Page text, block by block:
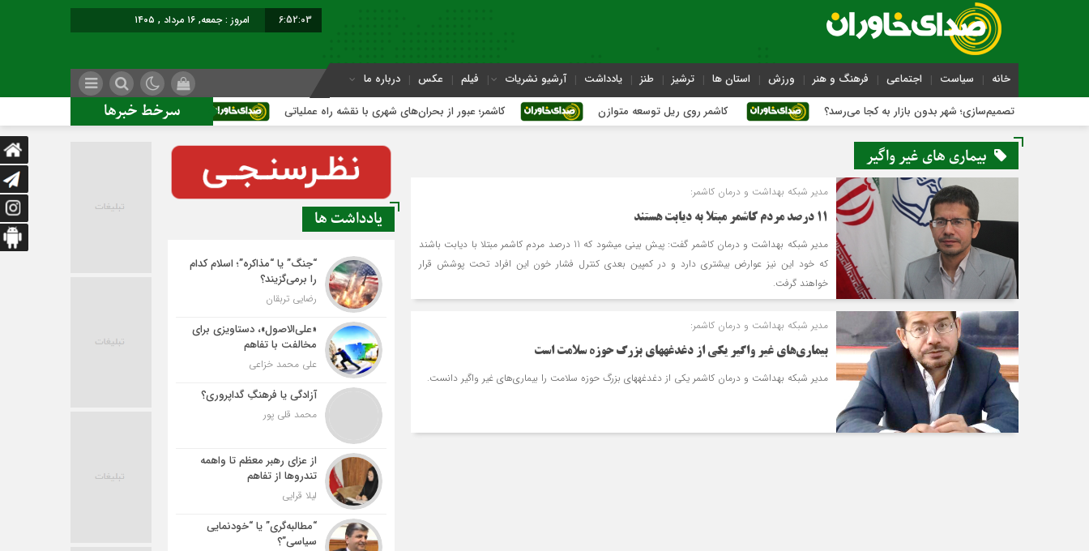
6:52:03 برابر با : Friday - 7 August - 2026
خانه سیاست اجتماعی فرهنگ و هنر ورزش استان ها ترشیز طنز یادداشت آرشیو نشریات فیلم عکس درباره ما
سرخط خبرها تصمیم‌سازی؛ شهر بدون بازار به کجا می‌رسد؟ کاشمر روی ریل توسعه متوازن کاشمر؛ عبور از بحران‌های شهری با نقشه راه عملیاتی ساخت ساختمان اداری جدید ممنوع؛
بیماری های غیر واگیر
مدیر شبکه بهداشت و درمان کاشمر:
11 درصد مردم کاشمر مبتلا به دیابت هستند
مدیر شبکه بهداشت و درمان کاشمر گفت: پیش بینی می‎شود که 11 درصد مردم کاشمر مبتلا با دیابت باشند
که خود این نیز عوارض بیشتری دارد و در کمپین بعدی کنترل فشار خون این افراد تحت پوشش قرار
خواهند گرفت.
مدیر شبکه بهداشت و درمان کاشمر:
بیماری‌های غیر واگیر یکی از دغدغه‎های بزرگ حوزه سلامت است
مدیر شبکه بهداشت و درمان کاشمر یکی از دغدغه‎های بزرگ حوزه سلامت را بیماری‌های غیر واگیر دانست.
یادداشت ها
“جنگ” یا “مذاکره”؛ اسلام کدام
را برمی‌گزیند؟
رضایی تربقان
«علی‌الاصول»، دستاویزی برای
مخالفت با تفاهم
علی محمد خزاعی
آزادگی یا فرهنگِ گداپروری؟
محمد قلی پور
از عزای رهبر معظم تا واهمه
تندروها از تفاهم
لیلا قرایی
“مطالبه‌گری” یا “خودنمایی
سیاسی”؟